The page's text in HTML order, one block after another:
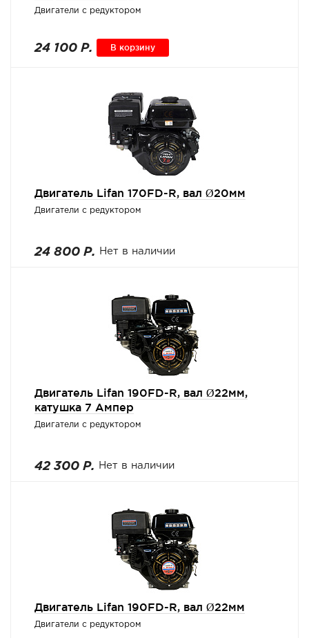
Двигатели с редуктором
24 100 Р. В корзину
Двигатель Lifan 170FD-R, вал Ø20мм
Двигатели с редуктором
24 800 Р. Нет в наличии
Двигатель Lifan 190FD-R, вал Ø22мм,
катушка 7 Ампер
Двигатели с редуктором
42 300 Р. Нет в наличии
Двигатель Lifan 190FD-R, вал Ø22мм
Двигатели с редуктором